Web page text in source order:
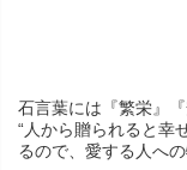
石言葉には『繁栄』
“人から贈られると幸
るので、愛する人へ